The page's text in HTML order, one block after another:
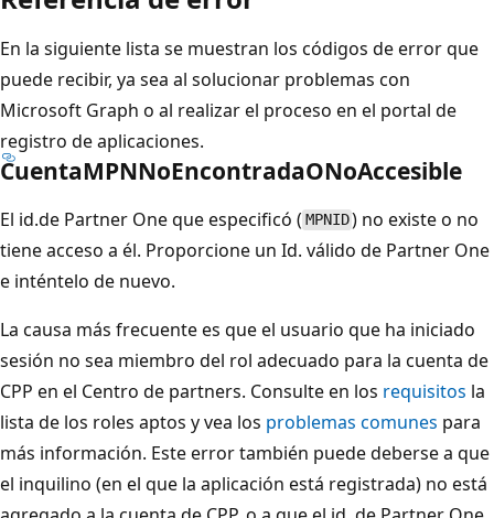
En la siguiente lista se muestran los códigos de error que
puede recibir, ya sea al solucionar problemas con
Microsoft Graph o al realizar el proceso en el portal de
registro de aplicaciones.
CuentaMPNNoEncontradaONoAccesible
El id.de Partner One que especificó ( MPNID) no existe o no
tiene acceso a él. Proporcione un Id. válido de Partner One
e inténtelo de nuevo.
La causa más frecuente es que el usuario que ha iniciado
sesión no sea miembro del rol adecuado para la cuenta de
CPP en el Centro de partners. Consulte en los requisitos la
lista de los roles aptos y vea los problemas comunes para
más información. Este error también puede deberse a que
el inquilino (en el que la aplicación está registrada) no está